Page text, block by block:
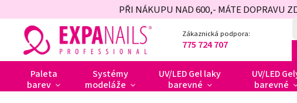
PŘI NÁKUPU NAD 600,- MÁTE DOPRAVU
Zákaznická podpora:
775 724 707
Paleta
barev
Systémy
modeláže
UV/LED Gel laky
barevné
UV/LED
barevné